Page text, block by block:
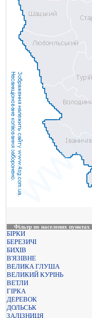
Фільтр по населених пунктах
БІРКИ
БЕРЕЗИЧІ
БИХІВ
В'ЯЗІВНЕ
ВЕЛИКА ГЛУША
ВЕЛИКИЙ КУРІНЬ
ВЕТЛИ
ГІРКА
ДЕРЕВОК
ДОЛЬСЬК
ЗАЛІЗНИЦЯ